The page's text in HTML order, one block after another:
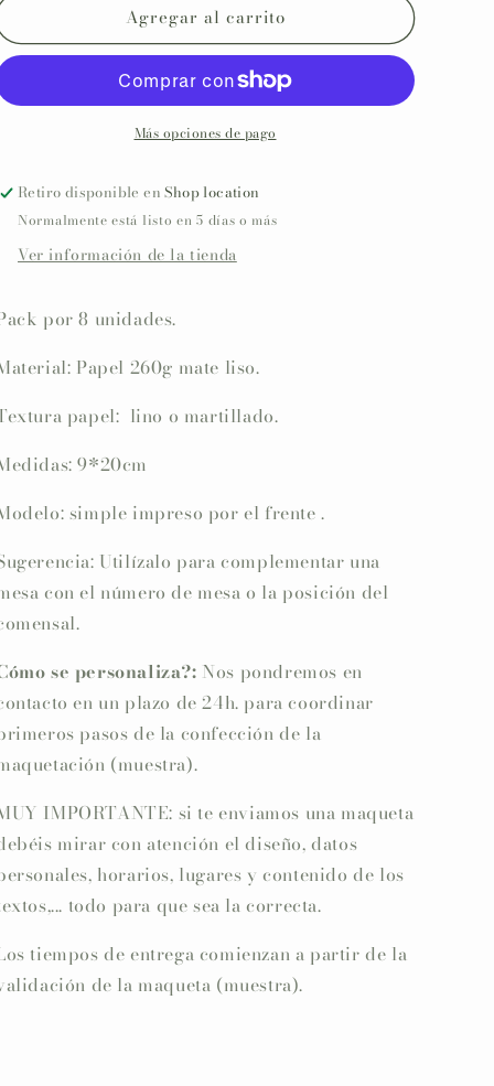
-
mesa
personalizado
Minuta
-
para
mesa
personalizado
Agregar al carrito
Más opciones de pago
Retiro disponible enShop location
Normalmente está listo en 5 días o más
Ver información de la tienda
por 8 unidades.
Papel 260g mate liso.
papel: lino o martillado.
9*20cm
simple impreso por el frente .
Utilízalo para complementar una
con el número de mesa o la posición del
se personaliza?: Nos pondremos en
en un plazo de 24h. para coordinar
pasos de la confección de la
(muestra).
IMPORTANTE: si te enviamos una maqueta
mirar con atención el diseño, datos
horarios, lugares y contenido de los
todo para que sea la correcta.
tiempos de entrega comienzan a partir de la
de la maqueta (muestra).